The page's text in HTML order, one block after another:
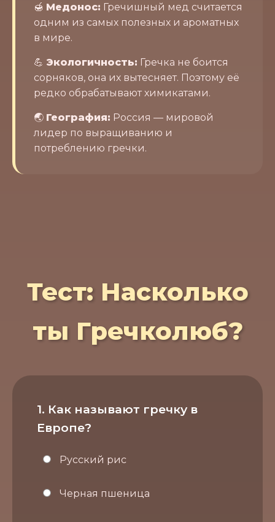
🍯 Медонос: Гречишный мед считается
одним из самых полезных и ароматных
в мире.
💪 Экологичность: Гречка не боится
сорняков, она их вытесняет. Поэтому её
редко обрабатывают химикатами.
🌏 География: Россия — мировой
лидер по выращиванию и
потреблению гречки.
Тест: Насколько
ты Гречколюб?
1. Как называют гречку в
Европе?
Русский рис
Черная пшеница